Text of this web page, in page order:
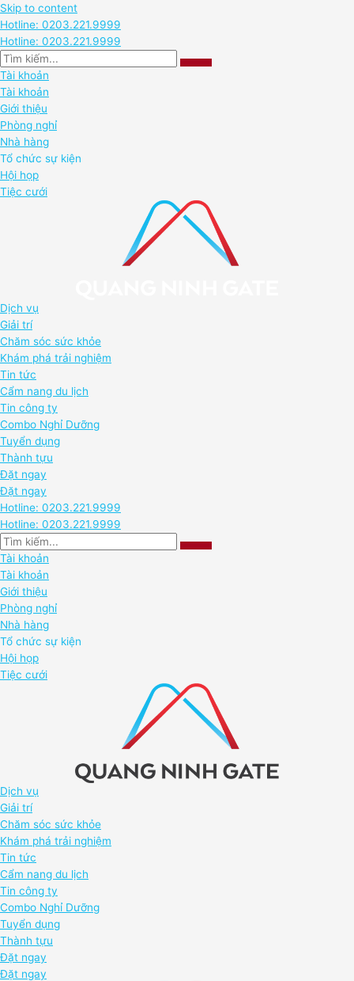
Skip to content
Hotline: 0203.221.9999
Hotline: 0203.221.9999
Tài khoản
Tài khoản
Giới thiệu
Phòng nghỉ
Nhà hàng
Tổ chức sự kiện
Hội họp
Tiệc cưới
Dịch vụ
Giải trí
Chăm sóc sức khỏe
Khám phá trải nghiệm
Tin tức
Cẩm nang du lịch
Tin công ty
Combo Nghỉ Dưỡng
Tuyển dụng
Thành tựu
Đặt ngay
Đặt ngay
Hotline: 0203.221.9999
Hotline: 0203.221.9999
Tài khoản
Tài khoản
Giới thiệu
Phòng nghỉ
Nhà hàng
Tổ chức sự kiện
Hội họp
Tiệc cưới
Dịch vụ
Giải trí
Chăm sóc sức khỏe
Khám phá trải nghiệm
Tin tức
Cẩm nang du lịch
Tin công ty
Combo Nghỉ Dưỡng
Tuyển dụng
Thành tựu
Đặt ngay
Đặt ngay